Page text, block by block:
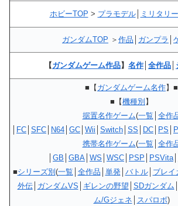
ホビーTOP > プラモデル│ ミリタリー
ガンダムTOP ＞ 作品 ガンプラ
【ガンダムゲーム作品】 名作 全作品
■【 ガンダムゲーム名作】■
■【機種別 】
据置名作ゲーム(一覧 全作
FC SFC N64 GC Wii Switch SS DC PS
携帯名作ゲーム(一覧 全作
GB GBA WS WSC PSP PSVita│
■シリーズ別 (一覧 全作品 単発│ バトル│ ブレイ
外伝│ ガンダムVS ギレンの野望 SDガンダム
ム/Gジェネ
スパロボ)